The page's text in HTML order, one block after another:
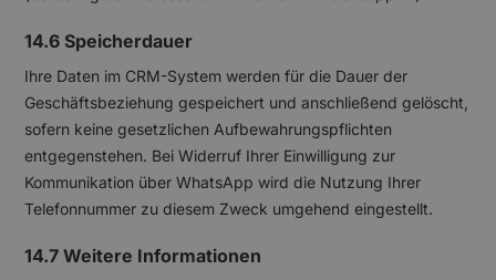
14.6 Speicherdauer
Ihre Daten im CRM-System werden für die Dauer der
Geschäftsbeziehung gespeichert und anschließend gelöscht,
sofern keine gesetzlichen Aufbewahrungspflichten
entgegenstehen. Bei Widerruf Ihrer Einwilligung zur
Kommunikation über WhatsApp wird die Nutzung Ihrer
Telefonnummer zu diesem Zweck umgehend eingestellt.
14.7 Weitere Informationen